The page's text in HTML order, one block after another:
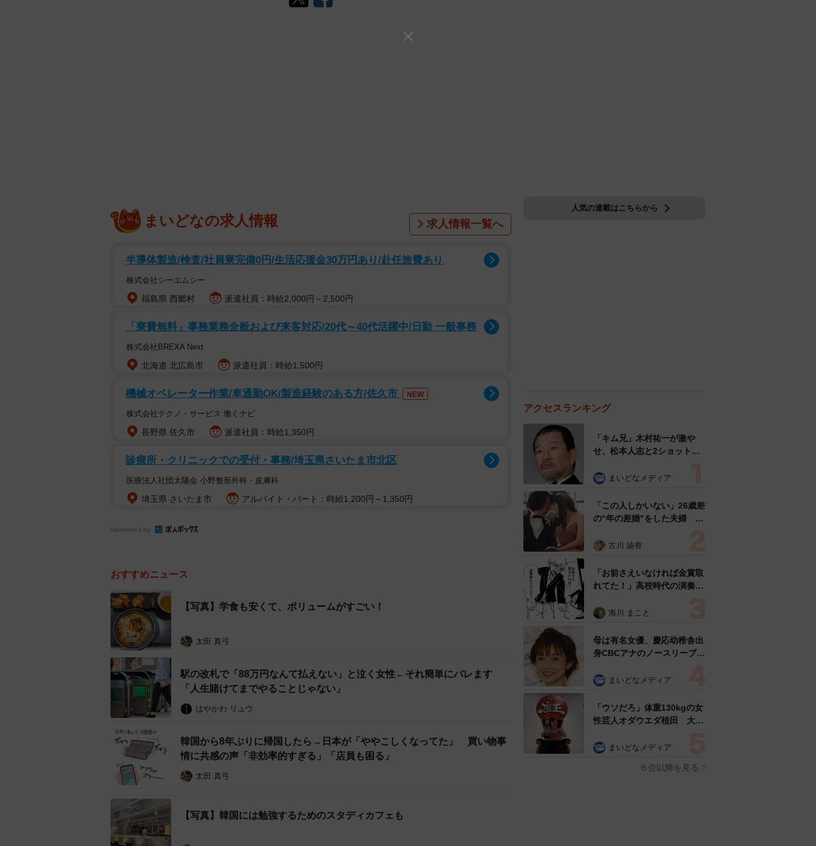
まいどなの求人情報 求人情報一覧へ
半導体製造/検査/社員寮完備0円/生活応援金30万円あり/赴任旅費あり
株式会社シーエムシー
福島県 西郷村 派遣社員：時給2,000円～2,500円
「寮費無料」事務業務全般および来客対応/20代～40代活躍中/日勤 一般事務
株式会社BREXA Next
北海道 北広島市 派遣社員：時給1,500円
機械オペレーター作業/車通勤OK/製造経験のある方/佐久市 NEW
株式会社テクノ・サービス 働くナビ
長野県 佐久市 派遣社員：時給1,350円
診療所・クリニックでの受付・事務/埼玉県さいたま市北区
医療法人社団太陽会 小野整形外科・皮膚科
埼玉県 さいたま市 アルバイト・パート：時給1,200円～1,350円
Sponsored by
おすすめニュース
【写真】学食も安くて、ボリュームがすごい！
太田 真弓
駅の改札で「88万円なんて払えない」と泣く女性←それ簡単にバレます
「人生賭けてまでやることじゃない」
はやかわ リュウ
韓国から8年ぶりに帰国したら→日本が「ややこしくなってた」 買い物事
情に共感の声「非効率的すぎる」「店員も困る」
太田 真弓
【写真】韓国には勉強するためのスタディカフェも
人気の連載はこちらから
アクセスランキング
「キム兄」木村祐一が激や
せ、松本人志と2ショット
「テキヤの兄さん」
まいどなメディア
「この人しかいない」26歳差
の“年の差婚”をした夫婦 出
た？ 今の思いを聞いた
古川 諭香
「お前さえいなければ金賞取
れてた！」高校時代の演奏会
生は楽器修理職人に 10年後
ぬ申し出【漫画】
海川 まこと
母は有名女優、慶応幼稚舎出
身CBCアナのノースリーブ姿
る」「天使の笑顔」
まいどなメディア
「ウソだろ」体重130kgの女
性芸人オダウエダ植田 大学
で」 まいどなメディア
６位以降を見る